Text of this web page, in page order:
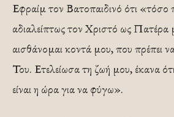
Εφραίμ τον Βατοπαιδινό ότι «τόσο
αδιαλείπτως τον Χριστό ως
αισθάνομαι κοντά μου, που πρέπει
Του. Ετελείωσα τη ζωή μου, έκανα
είναι η ώρα για να φύγω».